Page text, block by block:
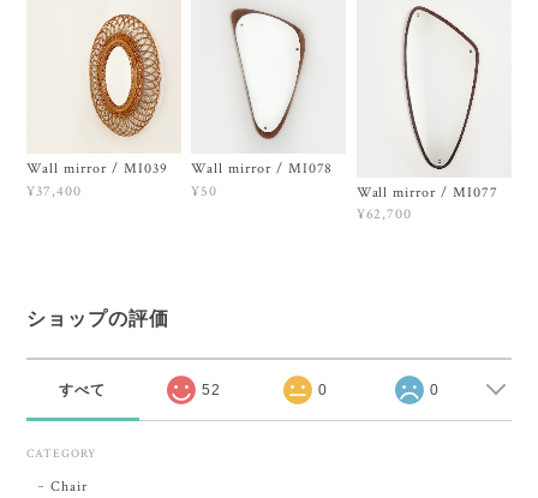
Wall mirror / MI039
¥37,400
Wall mirror / MI078
¥50
Wall mirror / MI077
¥62,700
ショップの評価
すべて 52 0 0
CATEGORY
Chair